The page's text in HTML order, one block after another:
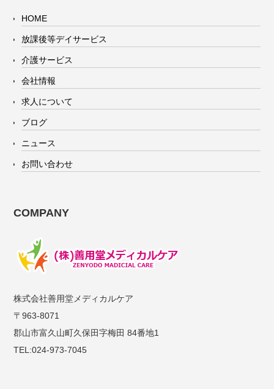
HOME
放課後等デイサービス
介護サービス
会社情報
求人について
ブログ
ニュース
お問い合わせ
COMPANY
株式会社善用堂メディカルケア
〒963-8071
郡山市富久山町久保田字梅田 84番地1
TEL:024-973-7045